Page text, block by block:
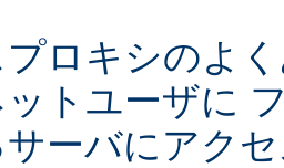
プロキシのよ
ットユーザに
ーバにアク